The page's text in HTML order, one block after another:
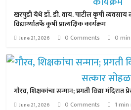
खरपुडी येथे डॉ. डी. वाय. पाटील कृषी व्यवसाय
विद्यार्थ्यांतर्फे कृषी प्रात्यक्षिक कार्यक्रम
June 21, 2026 0 Comments 0
गौरव, शिक्षकांचा सन्मान; प्रगती विद्या मंदिरात
June 21, 2026 0 Comments 1